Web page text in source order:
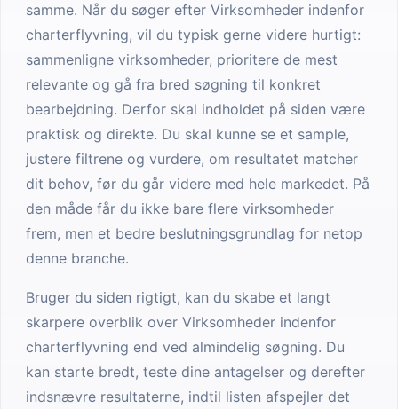
samme. Når du søger efter Virksomheder indenfor
charterflyvning, vil du typisk gerne videre hurtigt:
sammenligne virksomheder, prioritere de mest
relevante og gå fra bred søgning til konkret
bearbejdning. Derfor skal indholdet på siden være
praktisk og direkte. Du skal kunne se et sample,
justere filtrene og vurdere, om resultatet matcher
dit behov, før du går videre med hele markedet. På
den måde får du ikke bare flere virksomheder
frem, men et bedre beslutningsgrundlag for netop
denne branche.
Bruger du siden rigtigt, kan du skabe et langt
skarpere overblik over Virksomheder indenfor
charterflyvning end ved almindelig søgning. Du
kan starte bredt, teste dine antagelser og derefter
indsnævre resultaterne, indtil listen afspejler det